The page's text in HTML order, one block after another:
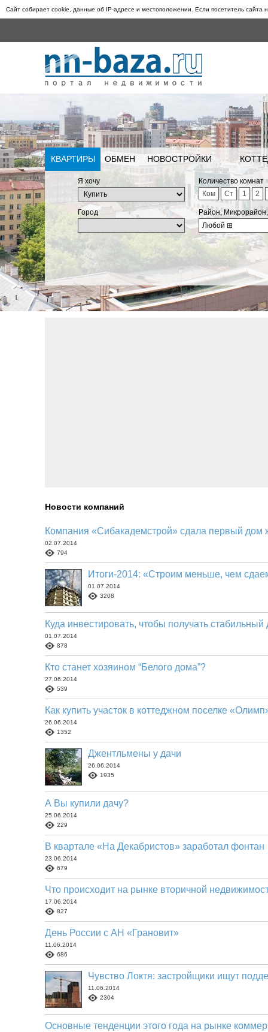
Сайт собирает cookie, данные об IP-адресе и местоположении. Если посетитель сайта
КВАРТИРЫ ОБМЕН НОВОСТРОЙКИ
Я хочу
Количество комнат
Ком
Ст 1 2
Город
Район,
Любой ⊞
Новости компаний
Компания «Сибакадемстрой» сдала первый дом
02.07.2014
794
Итоги-2014: «Строим меньше, чем
01.07.2014
3208
Куда инвестировать, чтобы получать стабильный
01.07.2014
878
Кто станет хозяином “Белого дома”?
27.06.2014
539
Как купить участок в коттеджном поселке
26.06.2014
1352
Джентльмены у дачи
26.06.2014
1935
А Вы купили дачу?
25.06.2014
229
В квартале «На Декабристов» заработал фонтан
23.06.2014
679
Что происходит на рынке вторичной
17.06.2014
827
День России с АН «Грановит»
11.06.2014
686
Чувство Локтя: застройщики ищут
11.06.2014
2304
Основные тенденции этого года на рынке